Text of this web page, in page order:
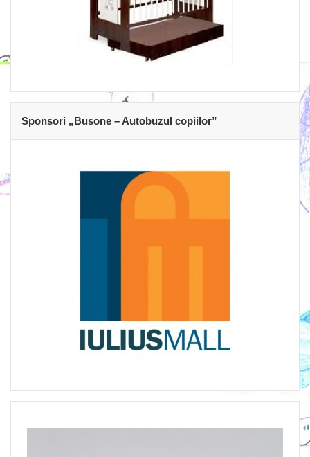
Sponsori „Busone – Autobuzul copiilor”